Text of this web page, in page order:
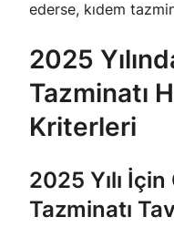
ederse, kıdem
2025
Tazminatı
Kriterleri
2025 Yılı
Tazminatı